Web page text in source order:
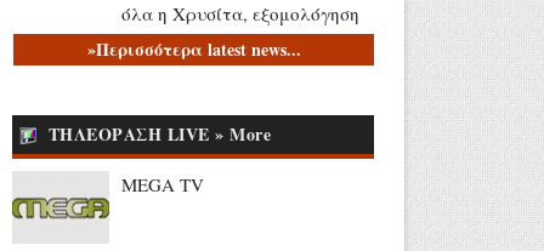
όλα η Χρυσίτα, εξομολόγηση
κανονική» (video)
Αύγουστος 08, 2026
Στέφανος Κασσελάκης: «Η
δημιουργία οικογένειας είναι
όνειρα που έχω»
»Περισσότερα latest news...
ΤΗΛΕΟΡΑΣΗ LIVE » More
MEGA TV